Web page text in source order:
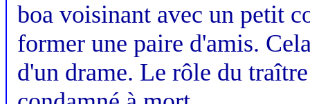
boa voisinant avec un petit
former une paire d'amis.
d'un drame. Le rôle du